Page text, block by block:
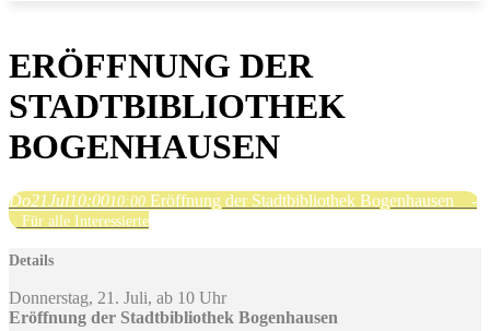
ERÖFFNUNG DER
STADTBIBLIOTHEK
BOGENHAUSEN ­ ­ ­ ­ ­ ­ ­ ­
Do21Jul10:0010:00 Eröffnung der Stadtbibliothek Bogenhausen ­ ­ ­ ­
­ ­ ­ ­ Für alle Interessierte
Details
Donnerstag, 21. Juli, ab 10 Uhr
Eröffnung der Stadtbibliothek Bogenhausen ­ ­